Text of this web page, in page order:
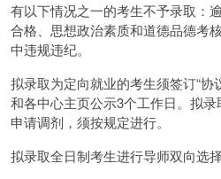
有以下情况之一的考生不予录取：
合格、思想政治素质和道德品德考
中违规违纪。
拟录取为定向就业的考生须签订“协
和各中心主页公示3个工作日。拟
申请调剂，须按规定进行。
拟录取全日制考生进行导师双向选